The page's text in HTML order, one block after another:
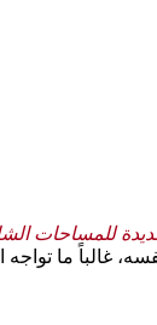
جديدة للمساحات
غالباً ما